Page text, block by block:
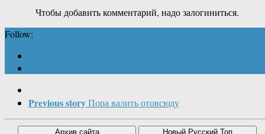
Чтобы добавить комментарий, надо залогиниться.
Follow:
Previous storyПора валить отовсюду